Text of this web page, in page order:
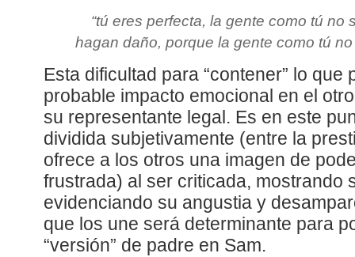
“tú eres perfecta, la gente como tú no
hagan daño, porque la gente como tú
Esta dificultad para “contener” lo que
probable impacto emocional en el
su representante legal. Es en este
dividida subjetivamente (entre la
ofrece a los otros una imagen de
frustrada) al ser criticada, mostrando
evidenciando su angustia y
que los une será determinante para
“versión” de padre en Sam.